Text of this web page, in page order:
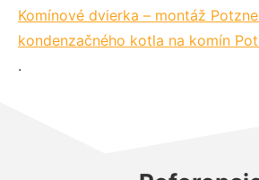
Komínové dvierka – montáž
kondenzačného kotla na komín
.